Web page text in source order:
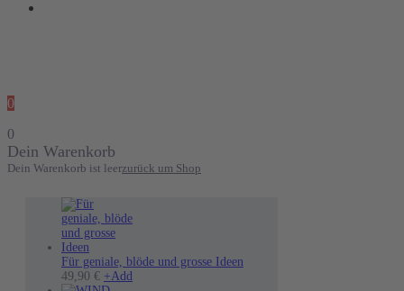
0
0
Dein Warenkorb
Dein Warenkorb ist leerzurück um Shop
Für geniale, blöde und grosse Ideen
49,90 € +Add